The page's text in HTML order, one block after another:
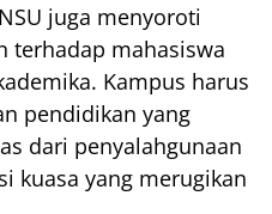
juga menyoroti
terhadap mahasiswa
Kampus harus
pendidikan yang
dari penyalahgunaan
kuasa yang merugikan